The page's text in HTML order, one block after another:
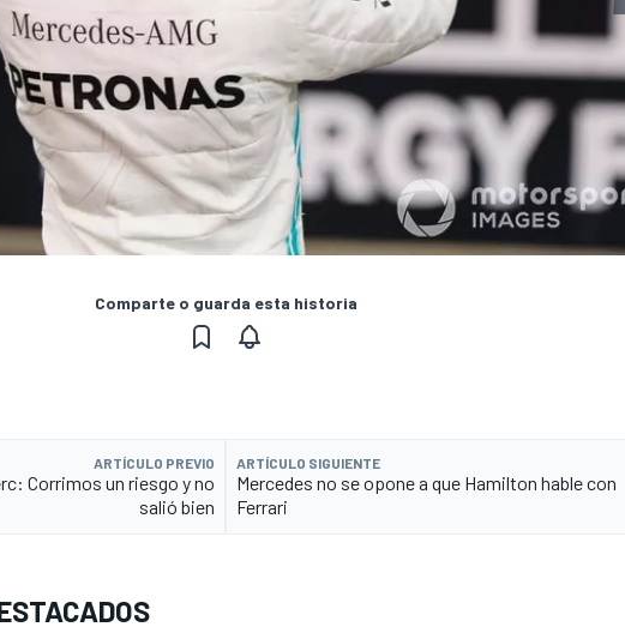
Comparte o guarda esta historia
ARTÍCULO PREVIO
Corrimos un riesgo y no
salió bien
ARTÍCULO SIGUIENTE
Mercedes no se opone a que Hamilton hable con
Ferrari